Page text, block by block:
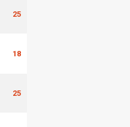
25
18
25